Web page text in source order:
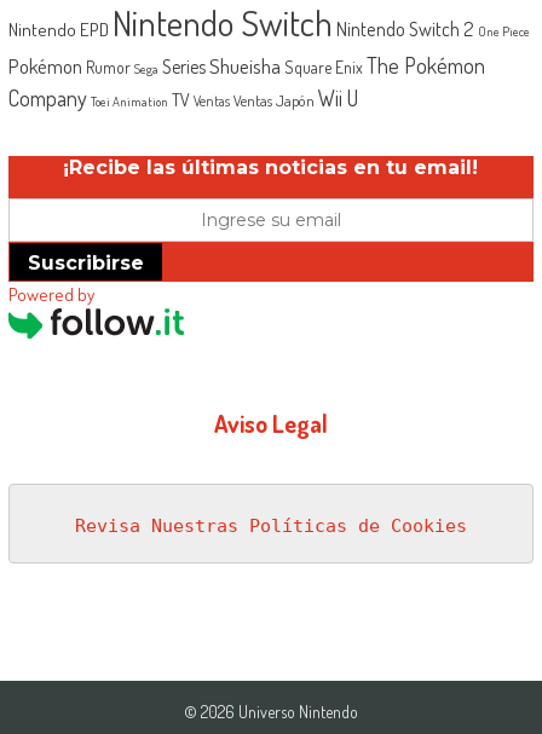
Nintendo EPD Nintendo Switch Nintendo Switch 2 One Piece
Pokémon Rumor Sega SeriesShueisha Square EnixThe Pokémon
Company Toei Animation TV Ventas Ventas Japón Wii U
¡Recibe las últimas noticias en tu email!
Suscribirse
Powered by
Aviso Legal
Revisa Nuestras Políticas de Cookies
© 2026 Universo Nintendo